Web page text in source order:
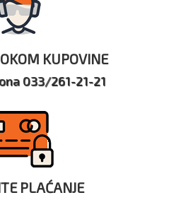
KUPOVINE
033/261-21-21
PLAĆANJE